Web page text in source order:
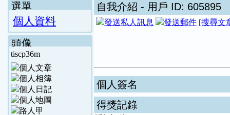
選單
個人資料
頭像
tiscp36m
自我介紹 - 用戶 ID: 605895
[搜尋文
個人簽名
得獎記錄